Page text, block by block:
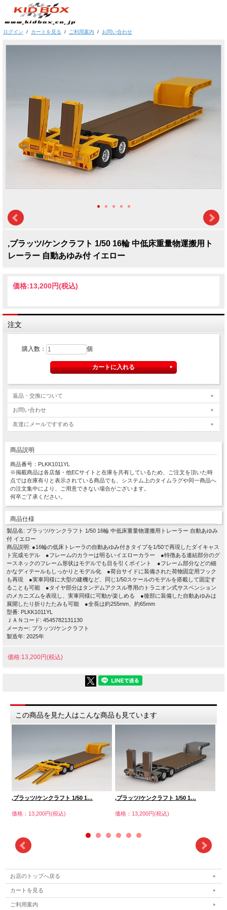
ログイン / カートを見る / ご利用案内 / お問い合わせ
,プラッツ/ケンクラフト 1/50 16輪 中低床重量物運搬用ト
レーラー 自動あゆみ付 イエロー
価格:13,200円(税込)
注文
購入数： 個
返品・交換について
お問い合わせ
友達にメールですすめる
商品説明
商品番号：PLKK1011YL
※掲載商品は各店舗・他ECサイトと在庫を共有しているため、ご注文を頂いた時
点では在庫有りと表示されている商品でも、システム上のタイムラグや同一商品へ
の注文集中により、ご用意できない場合がございます。
何卒ご了承ください。
商品仕様
製品名: プラッツ/ケンクラフト 1/50 16輪 中低床重量物運搬用トレーラー 自動あゆみ
付 イエロー
商品説明: ●16輪の低床トレーラの自動あゆみ付きタイプを1/50で再現したダイキャス
ト完成モデル ●フレームのカラーは明るいイエローカラー ●特徴ある連結部分のグ
ースネックのフレーム形状はモデルでも目を引くポイント ●フレーム部分などの細
かなディテールもしっかりとモデル化 ●荷台サイドに装備された荷物固定用フック
も再現 ●実車同様に大型の建機など、同じ1/50スケールのモデルを搭載して固定す
ることも可能 ●タイヤ部分はタンデムアクスル専用のトラニオン式サスペンション
のメカニズムを表現し、実車同様に可動が楽しめる ●後部に装備した自動あゆみは
展開したり折りたたみも可能 ●全長は約255mm、約65mm
型番: PLKK1011YL
ＪＡＮコード: 4545782131130
メーカー: プラッツ/ケンクラフト
製造年: 2025年
価格:13,200円(税込)
この商品を見た人はこんな商品も見ています
,プラッツ/ケンクラフト 1/50 1…
価格：13,200円(税込)
,プラッツ/ケンクラフト 1/50 1…
価格：13,200円(税込)
お店のトップへ戻る
カートを見る
ご利用案内